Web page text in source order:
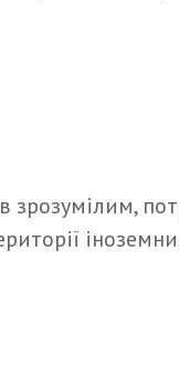
зрозумілим,